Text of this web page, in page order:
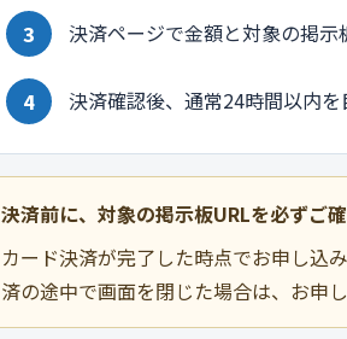
決済ページで金額と対象の掲示
決済確認後、通常24時間以内を
決済前に、対象の掲示板URLを必ずご確
カード決済が完了した時点でお申し込
済の途中で画面を閉じた場合は、お申